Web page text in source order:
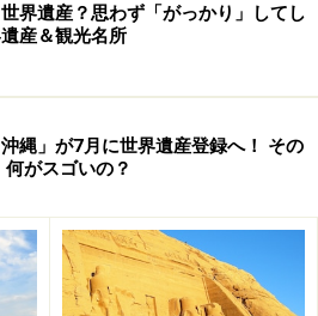
だけでロマネスク様式が荘厳な
とゴシック様式を併せ持つトッ
ス様式のサン・ピエトロ教会、
レ宮殿等々、さまざまな時代の
手軽に楽しむことができる。
パルマ、ボローニャ辺りからな
界遺産？思わず「がっかり」してし
産＆観光名所
沖縄」が7月に世界遺産登録へ！ その
何がスゴいの？